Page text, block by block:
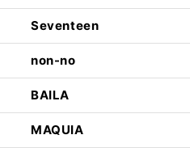
Seventeen
non-no
BAILA
MAQUIA